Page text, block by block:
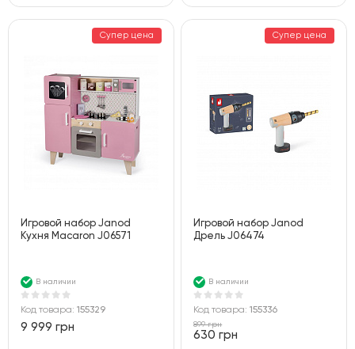
Супер цена
Игровой набор Janod
Кухня Macaron J06571
В наличии
Код товара: 155329
9 999 грн
Супер цена
Игровой набор Janod
Дрель J06474
В наличии
Код товара:155336
899 грн
630 грн